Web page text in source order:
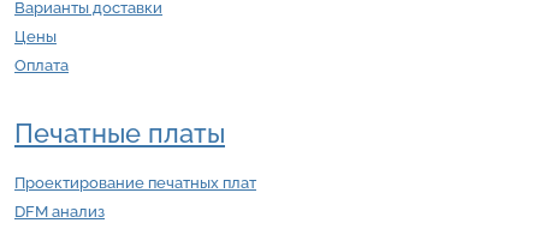
Варианты доставки
Цены
Оплата
Печатные платы
Проектирование печатных плат
DFM анализ